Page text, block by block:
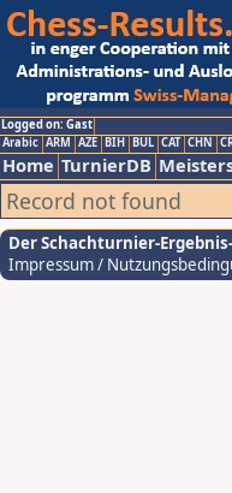
Logged on: Gast
Arabic ARM AZE BIH BUL CAT CHN
Home TurnierDB
Record not found
Der Schachturnier-
Impressum /